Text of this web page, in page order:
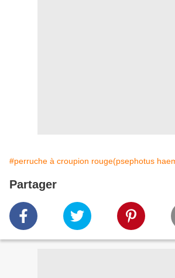
#perruche à croupion rouge(psephotus
Partager